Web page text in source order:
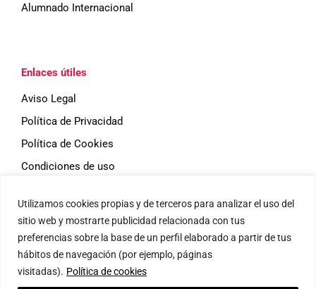
Utilizamos cookies propias y de terceros para analizar el uso del
sitio web y mostrarte publicidad relacionada con tus
preferencias sobre la base de un perfil elaborado a partir de tus
hábitos de navegación (por ejemplo, páginas
visitadas). Política de cookies
Alumnado Internacional
Enlaces útiles
Aviso Legal
Política de Privacidad
Política de Cookies
Condiciones de uso
Eventos